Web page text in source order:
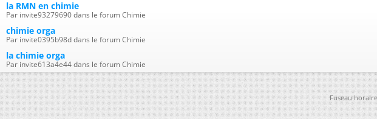
la RMN en chimie
Par invite93279690 dans le forum Chimie
chimie orga
Par invite0395b98d dans le forum Chimie
la chimie orga
Par invite613a4e44 dans le forum Chimie
Fuseau